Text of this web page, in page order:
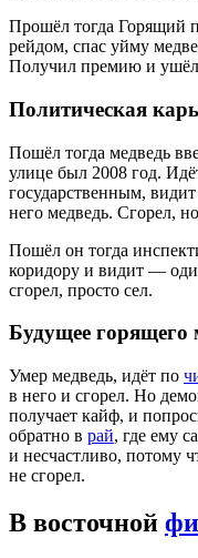
Прошёл тогда Горящий
рейдом, спас уйму
Получил премию и
Политическая
Пошёл тогда медведь
улице был 2008 год.
государственным,
него медведь. Сгорел, но
Пошёл он тогда
коридору и видит —
сгорел, просто сел.
Будущее горящего
Умер медведь, идёт по
в него и сгорел. Но
получает кайф, и
обратно в рай, где ему
и несчастливо, потому
не сгорел.
В восточной